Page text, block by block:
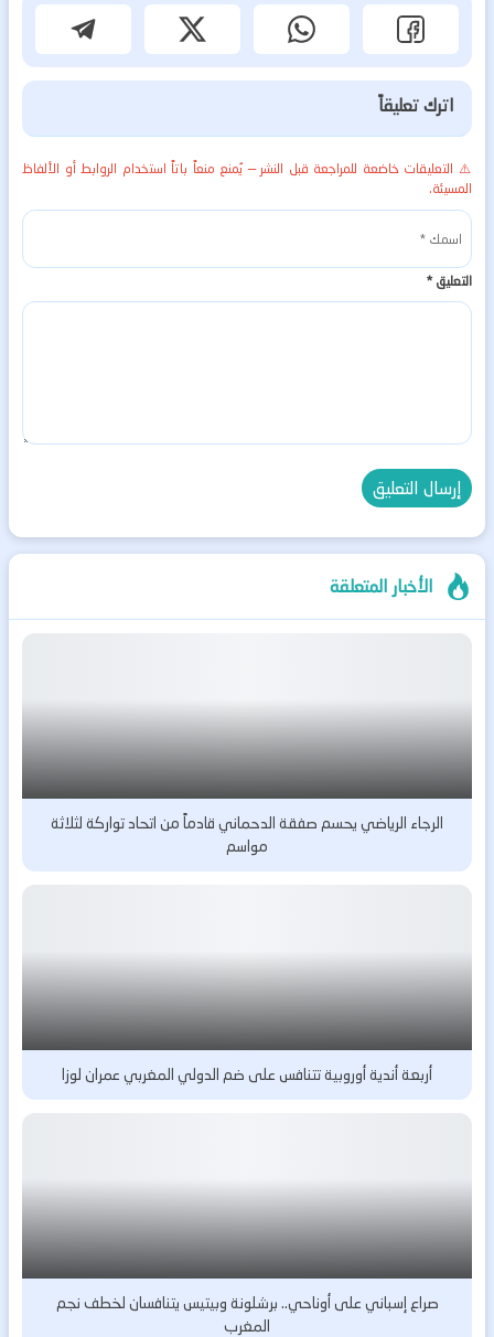
اترك تعليقاً
⚠️ التعليقات خاضعة للمراجعة قبل النشر — يُمنع منعاً باتاً استخدام الروابط أو الألفاظ
المسيئة.
التعليق*
الأخبار المتعلقة
الرجاء الرياضي يحسم صفقة الدحماني قادماً من اتحاد تواركة لثلاثة
مواسم
أربعة أندية أوروبية تتنافس على ضم الدولي المغربي عمران لوزا
صراع إسباني على أوناحي.. برشلونة وبيتيس يتنافسان لخطف نجم
المغرب